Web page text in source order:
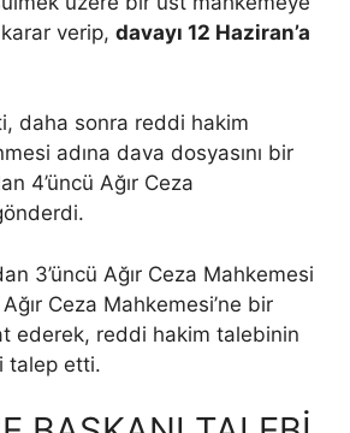
verip, davayı 12 Haziran’a
daha sonra reddi hakim
adına dava dosyasını bir
4’üncü Ağır Ceza
3’üncü Ağır Ceza Mahkemesi
Ceza Mahkemesi’ne bir
ederek, reddi hakim talebinin
talep etti.